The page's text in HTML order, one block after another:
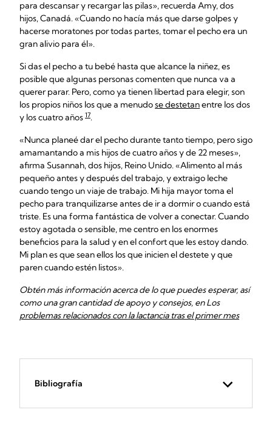
para descansar y recargar las pilas», recuerda Amy, dos
hijos, Canadá. «Cuando no hacía más que darse golpes y
hacerse moratones por todas partes, tomar el pecho era un
gran alivio para él».
Si das el pecho a tu bebé hasta que alcance la niñez, es
posible que algunas personas comenten que nunca va a
querer parar. Pero, como ya tienen libertad para elegir, son
los propios niños los que a menudose destetanentre los dos
y los cuatro años 17.
«Nunca planeé dar el pecho durante tanto tiempo, pero sigo
amamantando a mis hijos de cuatro años y de 22 meses»,
afirma Susannah, dos hijos, Reino Unido. «Alimento al más
pequeño antes y después del trabajo, y extraigo leche
cuando tengo un viaje de trabajo. Mi hija mayor toma el
pecho para tranquilizarse antes de ir a dormir o cuando está
triste. Es una forma fantástica de volver a conectar. Cuando
estoy agotada o sensible, me centro en los enormes
beneficios para la salud y en el confort que les estoy dando.
Mi plan es que sean ellos los que inicien el destete y que
paren cuando estén listos».
Obtén más información acerca de lo que puedes esperar, así
como una gran cantidad de apoyo y consejos, en Los
problemas relacionados con la lactancia tras el primer mes
Bibliografía